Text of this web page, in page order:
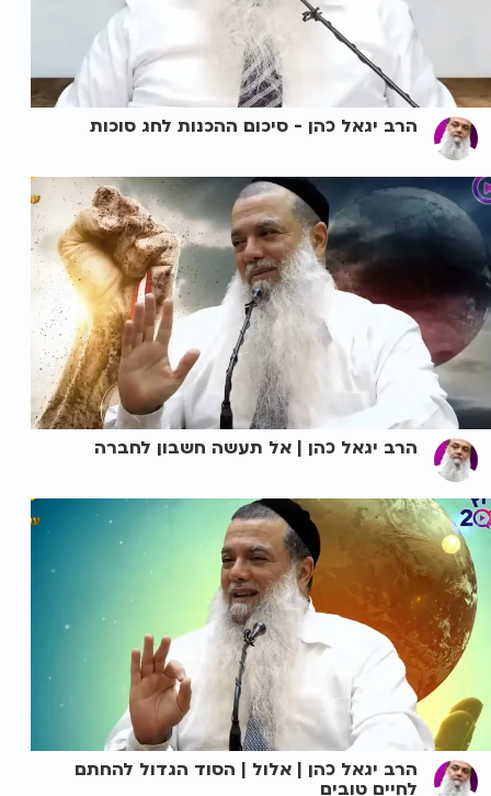
הרב יגאל כהן - סיכום ההכנות לחג סוכות
הרב יגאל כהן | אל תעשה חשבון לחברה
הרב יגאל כהן | אלול | הסוד הגדול להחתם
לחיים טובים